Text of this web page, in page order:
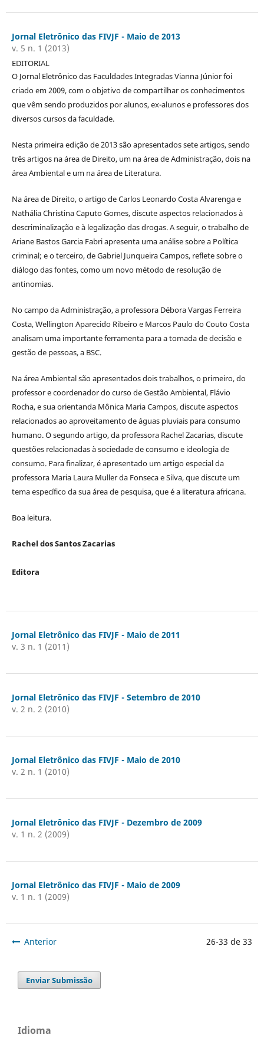
Jornal Eletrônico das FIVJF - Maio de 2013
v. 5 n. 1 (2013)
EDITORIAL
O Jornal Eletrônico das Faculdades Integradas Vianna Júnior foi
criado em 2009, com o objetivo de compartilhar os conhecimentos
que vêm sendo produzidos por alunos, ex-alunos e professores dos
diversos cursos da faculdade.
Nesta primeira edição de 2013 são apresentados sete artigos, sendo
três artigos na área de Direito, um na área de Administração, dois na
área Ambiental e um na área de Literatura.
Na área de Direito, o artigo de Carlos Leonardo Costa Alvarenga e
Nathália Christina Caputo Gomes, discute aspectos relacionados à
descriminalização e à legalização das drogas. A seguir, o trabalho de
Ariane Bastos Garcia Fabri apresenta uma análise sobre a Política
criminal; e o terceiro, de Gabriel Junqueira Campos, reflete sobre o
diálogo das fontes, como um novo método de resolução de
antinomias.
No campo da Administração, a professora Débora Vargas Ferreira
Costa, Wellington Aparecido Ribeiro e Marcos Paulo do Couto Costa
analisam uma importante ferramenta para a tomada de decisão e
gestão de pessoas, a BSC.
Na área Ambiental são apresentados dois trabalhos, o primeiro, do
professor e coordenador do curso de Gestão Ambiental, Flávio
Rocha, e sua orientanda Mônica Maria Campos, discute aspectos
relacionados ao aproveitamento de águas pluviais para consumo
humano. O segundo artigo, da professora Rachel Zacarias, discute
questões relacionadas à sociedade de consumo e ideologia de
consumo. Para finalizar, é apresentado um artigo especial da
professora Maria Laura Muller da Fonseca e Silva, que discute um
tema específico da sua área de pesquisa, que é a literatura africana.
Boa leitura.
Rachel dos Santos Zacarias
Editora
Jornal Eletrônico das FIVJF - Maio de 2011
v. 3 n. 1 (2011)
Jornal Eletrônico das FIVJF - Setembro de 2010
v. 2 n. 2 (2010)
Jornal Eletrônico das FIVJF - Maio de 2010
v. 2 n. 1 (2010)
Jornal Eletrônico das FIVJF - Dezembro de 2009
v. 1 n. 2 (2009)
Jornal Eletrônico das FIVJF - Maio de 2009
v. 1 n. 1 (2009)
Anterior 26-33 de 33
Enviar Submissão
Idioma